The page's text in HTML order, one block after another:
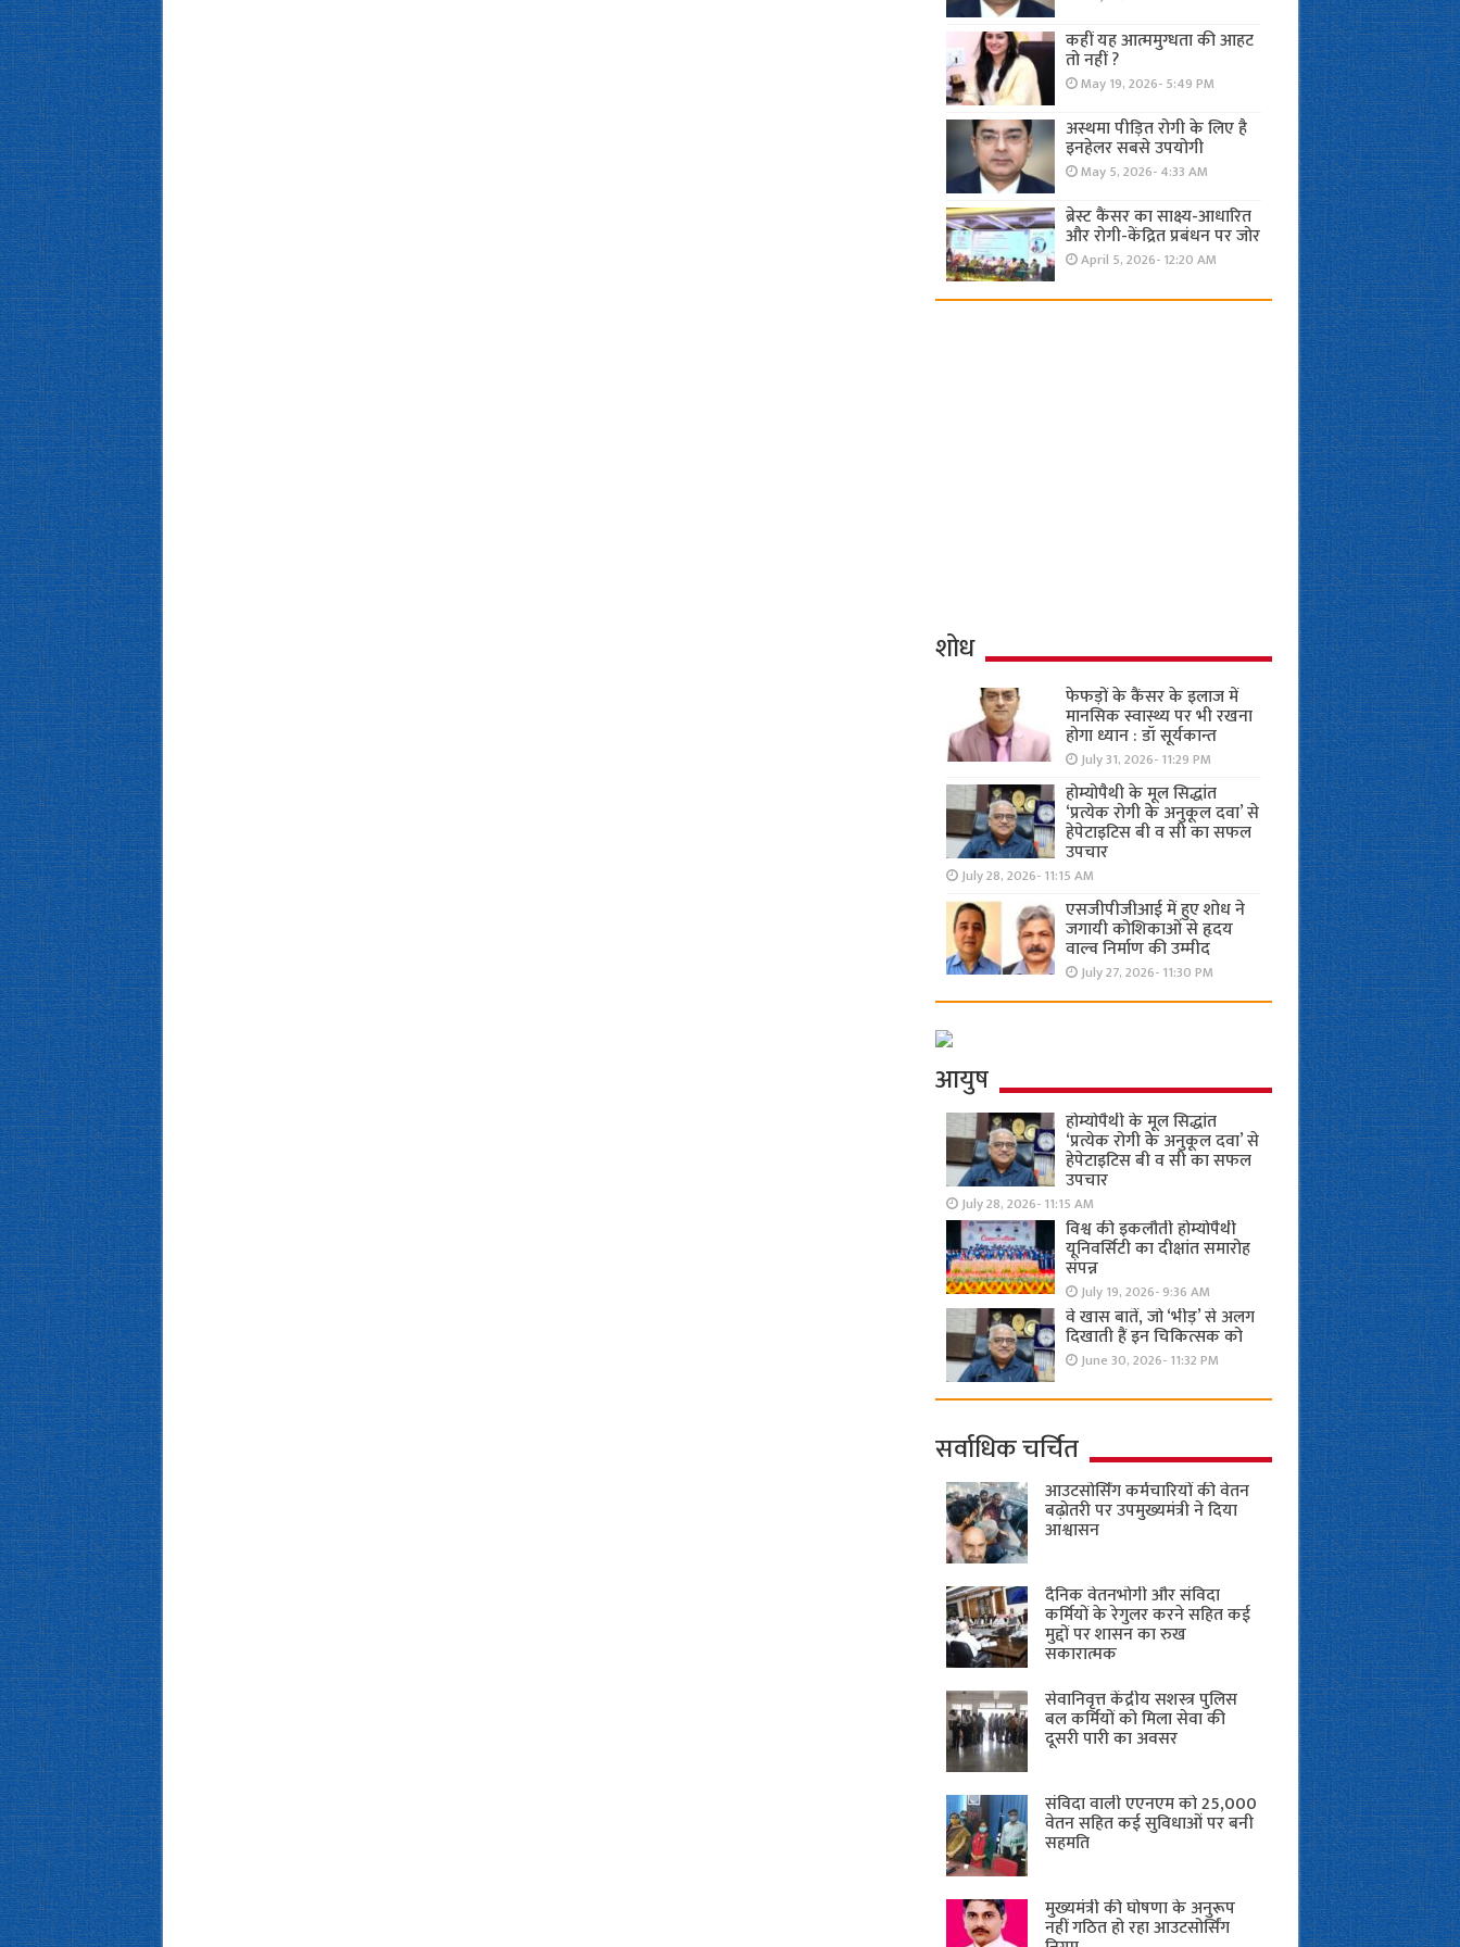
कहीं यह आत्ममुग्धता की आहट
तो नहीं ?
May 19, 2026- 5:49 PM
अस्थमा पीड़ित रोगी के लिए है
इनहेलर सबसे उपयोगी
May 5, 2026- 4:33 AM
ब्रेस्ट कैंसर का साक्ष्य-आधारित
और रोगी-केंद्रित प्रबंधन पर जोर
April 5, 2026- 12:20 AM
शोध
फेफड़ों के कैंसर के इलाज में
मानसिक स्वास्थ्य पर भी रखना
होगा ध्यान : डॉ सूर्यकान्त
July 31, 2026- 11:29 PM
होम्योपैथी के मूल सिद्धांत
‘प्रत्येक रोगी केे अनुकूल दवा’ से
हेपेटाइटिस बी व सी का सफल
उपचार
July 28, 2026- 11:15 AM
एसजीपीजीआई में हुए शोध ने
जगायी कोशिकाओं से हृदय
वाल्व निर्माण की उम्मीद
July 27, 2026- 11:30 PM
आयुष
होम्योपैथी के मूल सिद्धांत
‘प्रत्येक रोगी केे अनुकूल दवा’ से
हेपेटाइटिस बी व सी का सफल
उपचार
July 28, 2026- 11:15 AM
विश्व की इकलौती होम्योपैथी
यूनिवर्सिटी का दीक्षांत समारोह
संपन्न
July 19, 2026- 9:36 AM
वे खास बातें, जो ‘भीड़’ से अलग
दिखाती हैं इन चिकित्सक को
June 30, 2026- 11:32 PM
सर्वाधिक चर्चित
आउटसोर्सिंग कर्मचारियों की वेतन
बढ़ोतरी पर उपमुख्यमंत्री ने दिया
आश्वासन
दैनिक वेतनभोगी और संविदा
कर्मियों के रेगुलर करने सहित कई
मुद्दों पर शासन का रुख
सकारात्मक
सेवानिवृत्त केंद्रीय सशस्त्र पुलिस
बल ​कर्मियों को मिला सेवा की
दूसरी पारी का अवसर
संविदा वाली एएनएम को 25,000
वेतन सहित कई सुविधाओं पर बनी
सहमति
मुख्यमंत्री की घोषणा के अनुरूप
नहीं गठित हो रहा आउटसोर्सिंग